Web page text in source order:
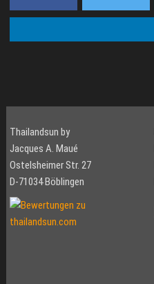
Thailandsun by
Jacques A. Maué
Ostelsheimer Str. 27
D-71034 Böblingen